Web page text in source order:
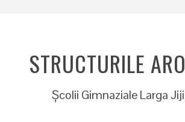
STRUCTURILE
Școlii Gimnaziale Larga